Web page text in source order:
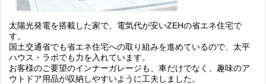
太陽光発電を搭載した家で、電気代が安いZEHの省エネ住宅で
す。
国土交通省でも省エネ住宅への取り組みを進めているので、太平
ハウス・ラボでも力を入れています。
お客様のご要望のインナーガレージも、車だけでなく、趣味のア
ウトドア用品が収納しやすいように工夫しました。